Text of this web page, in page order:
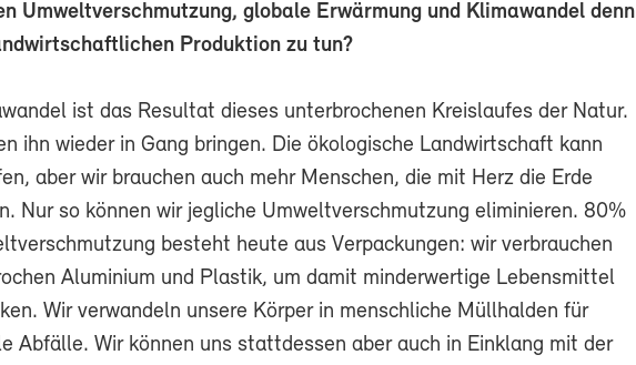
Umweltverschmutzung, globale Erwärmung und Klimawandel denn
Produktion zu tun?
ist das Resultat dieses unterbrochenen Kreislaufes der Natur.
ihn wieder in Gang bringen. Die ökologische Landwirtschaft kann
aber wir brauchen auch mehr Menschen, die mit Herz die Erde
Nur so können wir jegliche Umweltverschmutzung eliminieren. 80%
besteht heute aus Verpackungen: wir verbrauchen
Aluminium und Plastik, um damit minderwertige Lebensmittel
Wir verwandeln unsere Körper in menschliche Müllhalden für
Abfälle. Wir können uns stattdessen aber auch in Einklang mit der